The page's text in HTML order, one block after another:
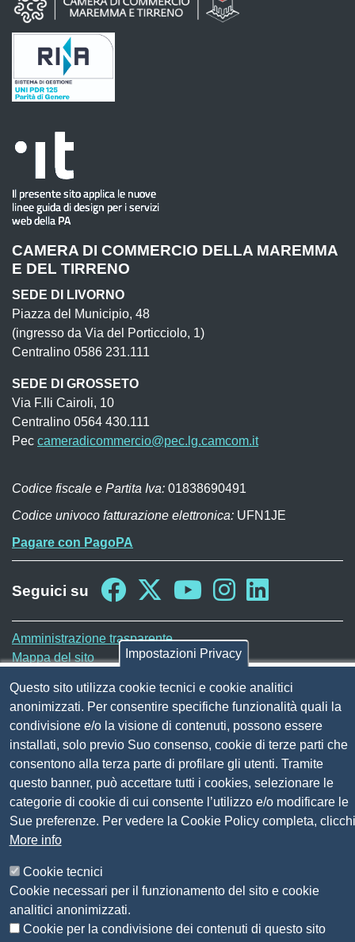
CAMERA DI COMMERCIO DELLA MAREMMA
E DEL TIRRENO
SEDE DI LIVORNO
Piazza del Municipio, 48
(ingresso da Via del Porticciolo, 1)
Centralino 0586 231.111
SEDE DI GROSSETO
Via F.lli Cairoli, 10
Centralino 0564 430.111
Pec cameradicommercio@pec.lg.camcom.it
Codice fiscale e Partita Iva: 01838690491
Codice univoco fatturazione elettronica: UFN1JE
Pagare con PagoPA
Seguici su
Sito web
Amministrazione trasparente
Mappa del sito
Social Media Policy
Dichiarazione di accessibilità
Feedback accessibilità
Siti tematici: Maremma e Tirreno Itinerari
© 2026 CAMERA DI COMMERCIO DELLA
MAREMMA E DEL TIRRENO
Impostazioni Privacy
Questo sito utilizza cookie tecnici e cookie analitici
anonimizzati. Per consentire specifiche funzionalità quali la
condivisione e/o la visione di contenuti, possono essere
installati, solo previo Suo consenso, cookie di terze parti che
consentono alla terza parte di profilare gli utenti. Tramite
questo banner, può accettare tutti i cookies, selezionare le
categorie di cookie di cui consente l’utilizzo e/o modificare le
Sue preferenze. Per vedere la Cookie Policy completa, clicchi
More info
Cookie tecnici
Cookie necessari per il funzionamento del sito e cookie
analitici anonimizzati.
Cookie per la condivisione dei contenuti di questo sito